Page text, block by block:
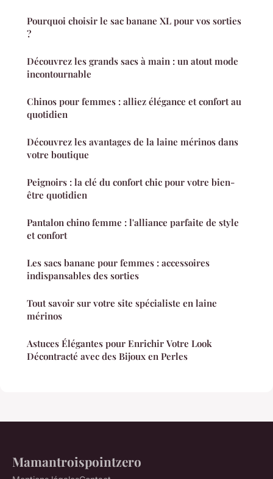
Pourquoi choisir le sac banane XL pour vos sorties
?
Découvrez les grands sacs à main : un atout mode
incontournable
Chinos pour femmes : alliez élégance et confort au
quotidien
Découvrez les avantages de la laine mérinos dans
votre boutique
Peignoirs : la clé du confort chic pour votre bien-
être quotidien
Pantalon chino femme : l'alliance parfaite de style
et confort
Les sacs banane pour femmes : accessoires
indispansables des sorties
Tout savoir sur votre site spécialiste en laine
mérinos
Astuces Élégantes pour Enrichir Votre Look
Décontracté avec des Bijoux en Perles
Mamantroispointzero